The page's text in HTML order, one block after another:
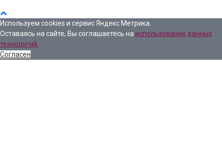
Используем cookies и сервис Яндекс Метрика.
Оставаясь на сайте, Вы соглашаетесь на использование данных
технологий.
Согласен